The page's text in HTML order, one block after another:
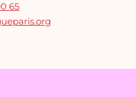
65